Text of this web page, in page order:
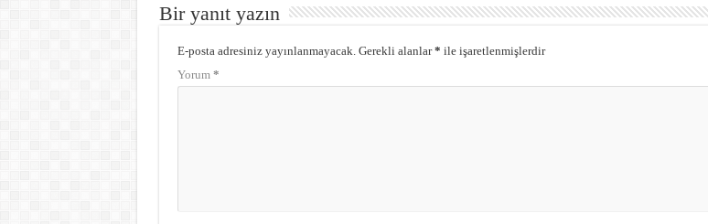
Bir yanıt yazın
E-posta adresiniz yayınlanmayacak. Gerekli alanlar* ile işaretlenmişlerdir
Yorum *